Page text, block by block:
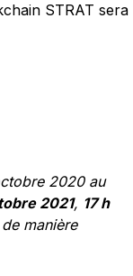
STRAT sera
2020 au
2021, 17 h
manière